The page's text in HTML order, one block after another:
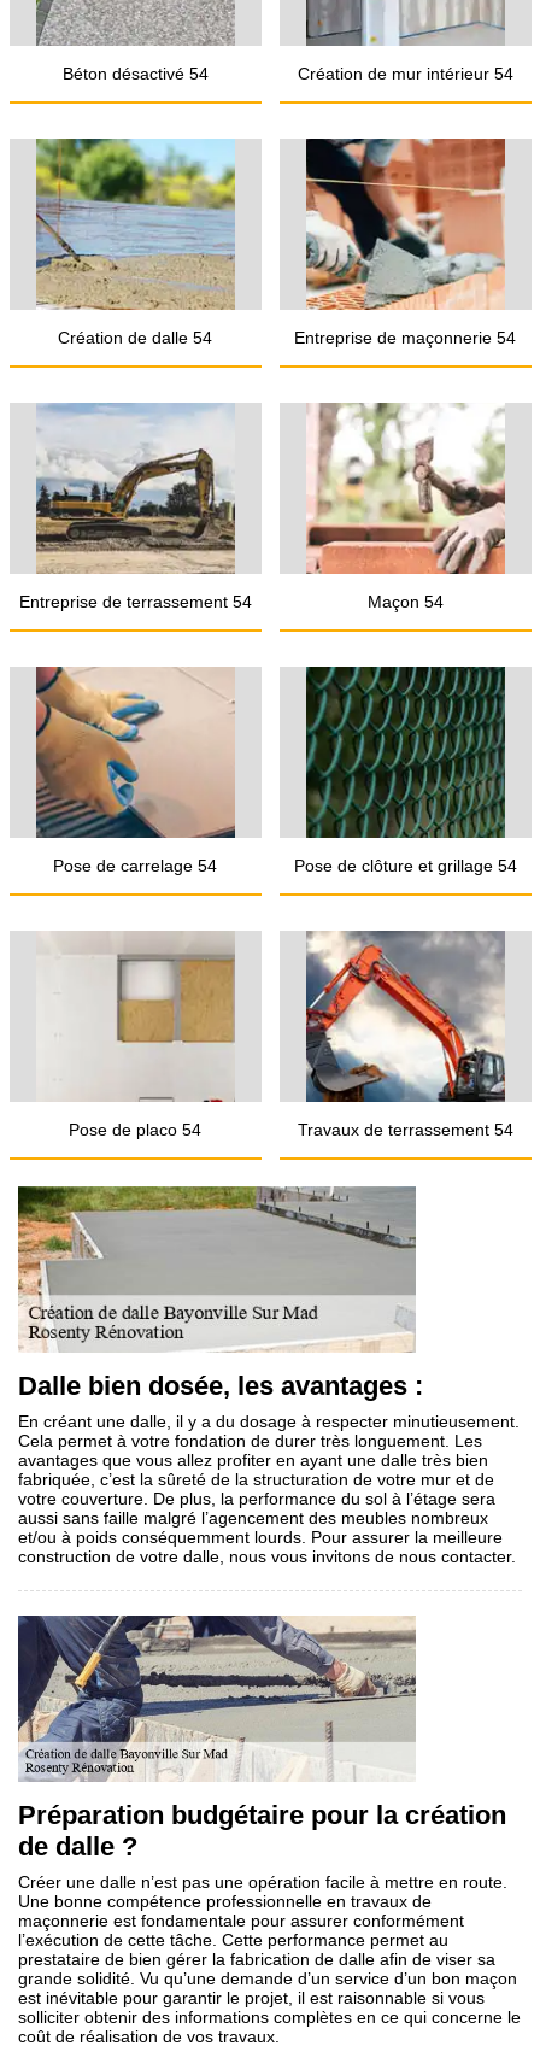
Béton désactivé 54 Création de mur intérieur 54
Création de dalle 54 Entreprise de maçonnerie 54
Entreprise de terrassement 54 Maçon 54
Pose de carrelage 54 Pose de clôture et grillage 54
Pose de placo 54 Travaux de terrassement 54
Dalle bien dosée, les avantages :
En créant une dalle, il y a du dosage à respecter minutieusement.
Cela permet à votre fondation de durer très longuement. Les
avantages que vous allez profiter en ayant une dalle très bien
fabriquée, c’est la sûreté de la structuration de votre mur et de
votre couverture. De plus, la performance du sol à l’étage sera
aussi sans faille malgré l’agencement des meubles nombreux
et/ou à poids conséquemment lourds. Pour assurer la meilleure
construction de votre dalle, nous vous invitons de nous contacter.
Préparation budgétaire pour la création
de dalle ?
Créer une dalle n’est pas une opération facile à mettre en route.
Une bonne compétence professionnelle en travaux de
maçonnerie est fondamentale pour assurer conformément
l’exécution de cette tâche. Cette performance permet au
prestataire de bien gérer la fabrication de dalle afin de viser sa
grande solidité. Vu qu’une demande d’un service d’un bon maçon
est inévitable pour garantir le projet, il est raisonnable si vous
solliciter obtenir des informations complètes en ce qui concerne le
coût de réalisation de vos travaux.